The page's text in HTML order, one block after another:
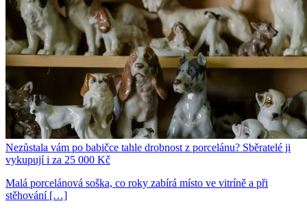
Nezůstala vám po babičce tahle drobnost z porcelánu? Sběratelé ji
vykupují i za 25 000 Kč
Malá porcelánová soška, co roky zabírá místo ve vitríně a při
stěhování […]